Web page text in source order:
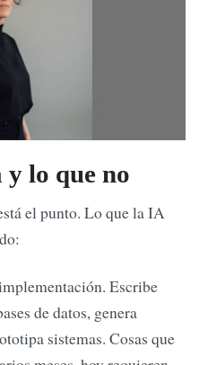
y lo que no
el punto. Lo que la IA
Escribe
de datos, genera
sistemas. Cosas que